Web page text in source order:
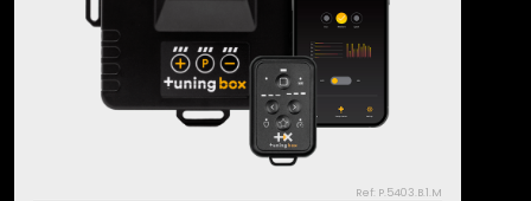
Ref: P.5403.B.1.M